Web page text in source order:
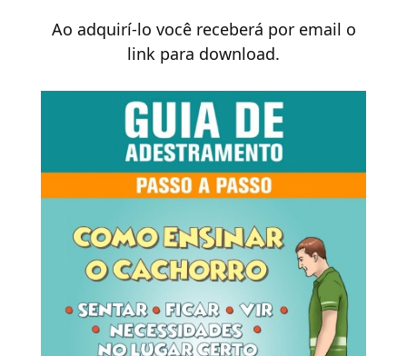
Ao adquirí-lo você receberá por email o
link para download.